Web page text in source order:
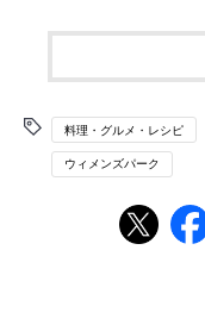
料理・グルメ・レシピ
ウィメンズパーク